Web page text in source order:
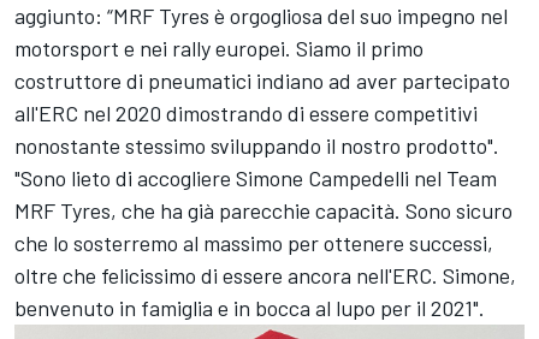
aggiunto: “MRF Tyres è orgogliosa del suo impegno nel
motorsport e nei rally europei. Siamo il primo
costruttore di pneumatici indiano ad aver partecipato
all'ERC nel 2020 dimostrando di essere competitivi
nonostante stessimo sviluppando il nostro prodotto".
"Sono lieto di accogliere Simone Campedelli nel Team
MRF Tyres, che ha già parecchie capacità. Sono sicuro
che lo sosterremo al massimo per ottenere successi,
oltre che felicissimo di essere ancora nell'ERC. Simone,
benvenuto in famiglia e in bocca al lupo per il 2021".